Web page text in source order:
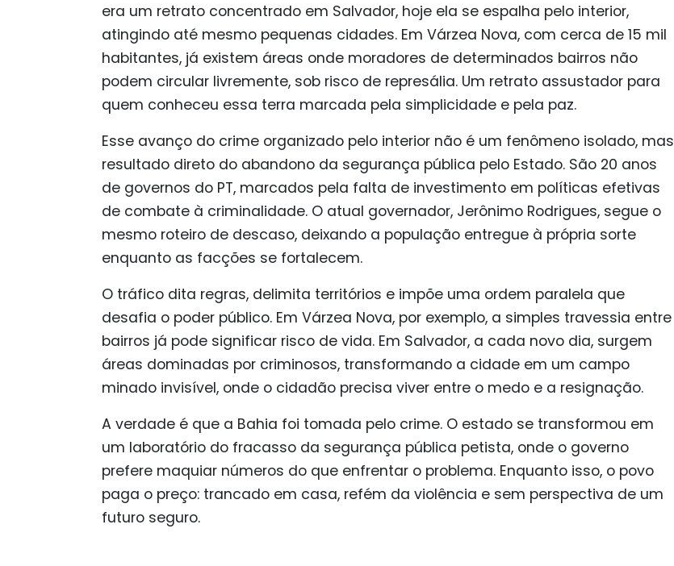
era um retrato concentrado em Salvador, hoje ela se espalha pelo interior,
atingindo até mesmo pequenas cidades. Em Várzea Nova, com cerca de 15 mil
habitantes, já existem áreas onde moradores de determinados bairros não
podem circular livremente, sob risco de represália. Um retrato assustador para
quem conheceu essa terra marcada pela simplicidade e pela paz.
Esse avanço do crime organizado pelo interior não é um fenômeno isolado, mas
resultado direto do abandono da segurança pública pelo Estado. São 20 anos
de governos do PT, marcados pela falta de investimento em políticas efetivas
de combate à criminalidade. O atual governador, Jerônimo Rodrigues, segue o
mesmo roteiro de descaso, deixando a população entregue à própria sorte
enquanto as facções se fortalecem.
O tráfico dita regras, delimita territórios e impõe uma ordem paralela que
desafia o poder público. Em Várzea Nova, por exemplo, a simples travessia entre
bairros já pode significar risco de vida. Em Salvador, a cada novo dia, surgem
áreas dominadas por criminosos, transformando a cidade em um campo
minado invisível, onde o cidadão precisa viver entre o medo e a resignação.
A verdade é que a Bahia foi tomada pelo crime. O estado se transformou em
um laboratório do fracasso da segurança pública petista, onde o governo
prefere maquiar números do que enfrentar o problema. Enquanto isso, o povo
paga o preço: trancado em casa, refém da violência e sem perspectiva de um
futuro seguro.